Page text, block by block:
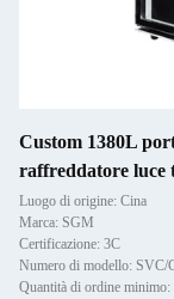
Custom 1380L
raffreddatore luce
Luogo di origine: Cina
Marca: SGM
Certificazione: 3C
Numero di modello: SVC/
Quantità di ordine minimo: